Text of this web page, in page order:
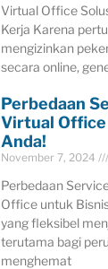
Virtual Office
Kerja Karena
mengizinkan
secara online,
Perbedaan
Virtual
Anda!
November 7, 2024
Perbedaan
Office untuk
yang fleksibel
terutama bagi
menghemat